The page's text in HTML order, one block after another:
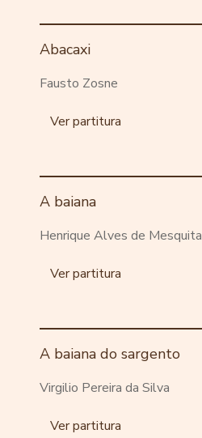
Abacaxi
Fausto Zosne
Ver partitura
A baiana
Henrique Alves de Mesquita
Ver partitura
A baiana do sargento
Virgilio Pereira da Silva
Ver partitura